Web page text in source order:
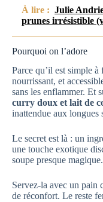
À lire : Julie
prunes irrésistible
Pourquoi on l’adore
Parce qu’il est simple à
nourrissant, et
sans les enflammer. Et
curry doux et lait de
inattendue aux longues
Le secret est là : un
une touche exotique
soupe presque magique.
Servez-la avec un pain
de réconfort. Le reste